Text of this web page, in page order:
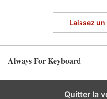
Laissez
Always For Keyboard
Quitter la